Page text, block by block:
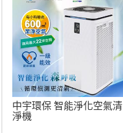
中宇環保 智能淨化空氣清
淨機